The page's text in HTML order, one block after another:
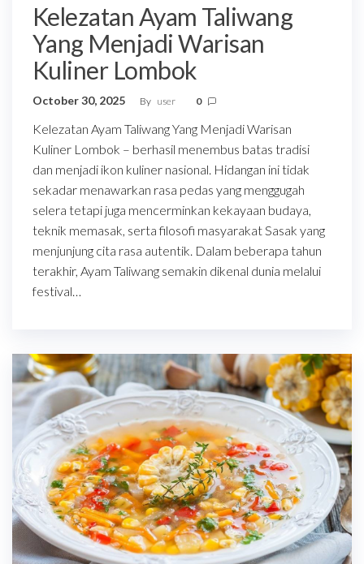
Kelezatan Ayam Taliwang
Yang Menjadi Warisan
Kuliner Lombok
October 30, 2025 By user 0
Kelezatan Ayam Taliwang Yang Menjadi Warisan
Kuliner Lombok – berhasil menembus batas tradisi
dan menjadi ikon kuliner nasional. Hidangan ini tidak
sekadar menawarkan rasa pedas yang menggugah
selera tetapi juga mencerminkan kekayaan budaya,
teknik memasak, serta filosofi masyarakat Sasak yang
menjunjung cita rasa autentik. Dalam beberapa tahun
terakhir, Ayam Taliwang semakin dikenal dunia melalui
festival…